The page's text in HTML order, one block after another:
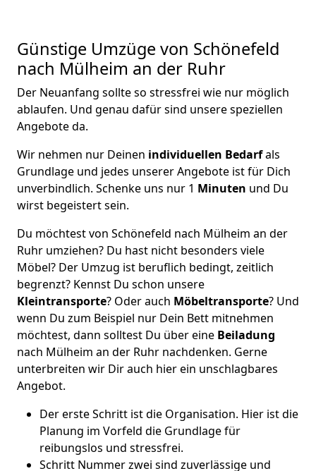
Günstige Umzüge von Schönefeld
nach Mülheim an der Ruhr
Der Neuanfang sollte so stressfrei wie nur möglich
ablaufen. Und genau dafür sind unsere speziellen
Angebote da.
Wir nehmen nur Deinen individuellen Bedarfals
Grundlage und jedes unserer Angebote ist für Dich
unverbindlich. Schenke uns nur 1 Minuten und Du
wirst begeistert sein.
Du möchtest von Schönefeld nach Mülheim an der
Ruhr umziehen? Du hast nicht besonders viele
Möbel? Der Umzug ist beruflich bedingt, zeitlich
begrenzt? Kennst Du schon unsere
Kleintransporte? Oder auch Möbeltransporte? Und
wenn Du zum Beispiel nur Dein Bett mitnehmen
möchtest, dann solltest Du über eine Beiladung
nach Mülheim an der Ruhr nachdenken. Gerne
unterbreiten wir Dir auch hier ein unschlagbares
Angebot.
Der erste Schritt ist die Organisation. Hier ist die
Planung im Vorfeld die Grundlage für
reibungslos und stressfrei.
Schritt Nummer zwei sind zuverlässige und